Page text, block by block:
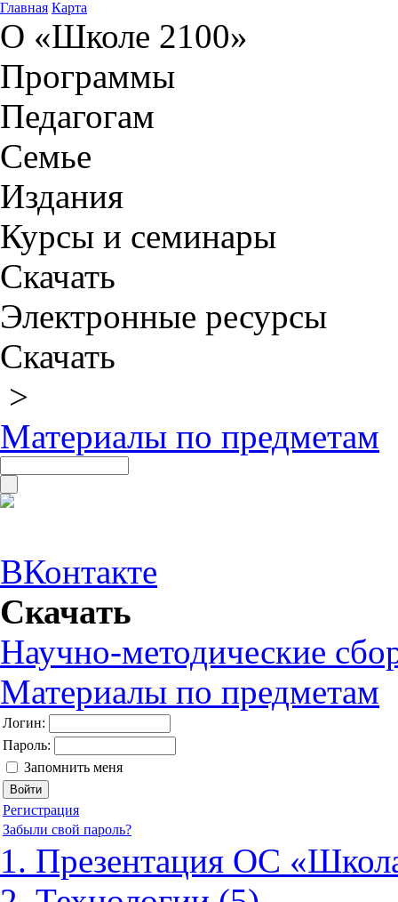
Главная Карта
О «Школе 2100»
Программы
Педагогам
Семье
Издания
Курсы и семинары
Скачать
Электронные ресурсы
Скачать
>
Материалы по предметам
ВКонтакте
Скачать
Научно-методические
Материалы по предметам
Логин:
Пароль:
Запомнить меня
Регистрация
Забыли свой пароль?
1. Презентация ОС